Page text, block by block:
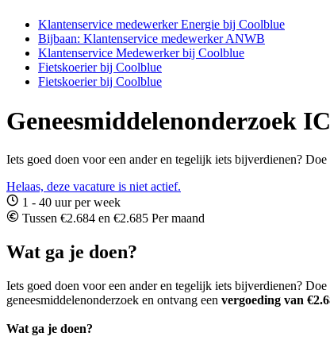
Klantenservice medewerker Energie bij Coolblue
Bijbaan: Klantenservice medewerker ANWB
Klantenservice Medewerker bij Coolblue
Fietskoerier bij Coolblue
Fietskoerier bij Coolblue
Geneesmiddelenonderzoek
Iets goed doen voor een ander en tegelijk iets bijverdienen?
Helaas, deze vacature is niet actief.
1 - 40 uur per week
Tussen €2.684 en €2.685 Per maand
Wat ga je doen?
Iets goed doen voor een ander en tegelijk iets bijverdienen? Doe
geneesmiddelenonderzoek en ontvang een vergoeding van
Wat ga je doen?